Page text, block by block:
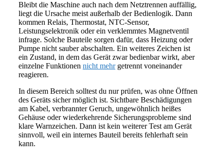
Bleibt die Maschine auch nach dem Netztrennen auffällig,
liegt die Ursache meist außerhalb der Bedienlogik. Dann
kommen Relais, Thermostat, NTC-Sensor,
Leistungselektronik oder ein verklemmtes Magnetventil
infrage. Solche Bauteile sorgen dafür, dass Heizung oder
Pumpe nicht sauber abschalten. Ein weiteres Zeichen ist
ein Zustand, in dem das Gerät zwar bedienbar wirkt, aber
einzelne Funktionen nicht mehrgetrennt voneinander
reagieren.
In diesem Bereich solltest du nur prüfen, was ohne Öffnen
des Geräts sicher möglich ist. Sichtbare Beschädigungen
am Kabel, verbrannter Geruch, ungewöhnlich heißes
Gehäuse oder wiederkehrende Sicherungsprobleme sind
klare Warnzeichen. Dann ist kein weiterer Test am Gerät
sinnvoll, weil ein internes Bauteil bereits fehlerhaft sein
kann.